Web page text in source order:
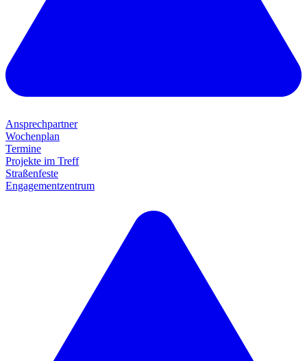
Ansprechpartner
Wochenplan
Termine
Projekte im Treff
Straßenfeste
Engagementzentrum